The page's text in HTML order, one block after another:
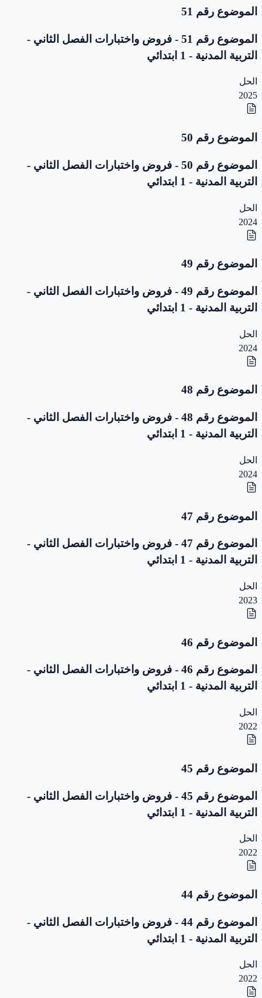
الموضوع رقم 51
الموضوع رقم 51 - فروض واختبارات الفصل الثاني -
التربية المدنية - 1 ابتدائي
الحل
2025
الموضوع رقم 50
الموضوع رقم 50 - فروض واختبارات الفصل الثاني -
التربية المدنية - 1 ابتدائي
الحل
2024
الموضوع رقم 49
الموضوع رقم 49 - فروض واختبارات الفصل الثاني -
التربية المدنية - 1 ابتدائي
الحل
2024
الموضوع رقم 48
الموضوع رقم 48 - فروض واختبارات الفصل الثاني -
التربية المدنية - 1 ابتدائي
الحل
2024
الموضوع رقم 47
الموضوع رقم 47 - فروض واختبارات الفصل الثاني -
التربية المدنية - 1 ابتدائي
الحل
2023
الموضوع رقم 46
الموضوع رقم 46 - فروض واختبارات الفصل الثاني -
التربية المدنية - 1 ابتدائي
الحل
2022
الموضوع رقم 45
الموضوع رقم 45 - فروض واختبارات الفصل الثاني -
التربية المدنية - 1 ابتدائي
الحل
2022
الموضوع رقم 44
الموضوع رقم 44 - فروض واختبارات الفصل الثاني -
التربية المدنية - 1 ابتدائي
الحل
2022